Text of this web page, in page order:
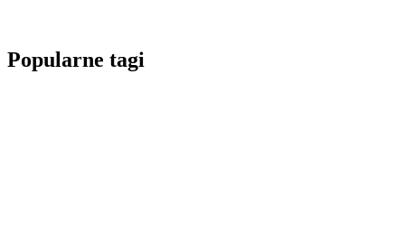
Popularne tagi